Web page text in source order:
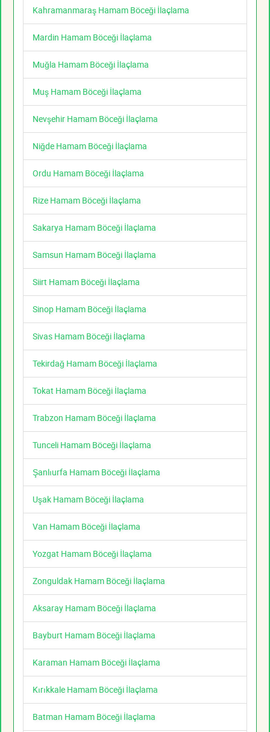
Kahramanmaraş Hamam Böceği İlaçlama
Mardin Hamam Böceği İlaçlama
Muğla Hamam Böceği İlaçlama
Muş Hamam Böceği İlaçlama
Nevşehir Hamam Böceği İlaçlama
Niğde Hamam Böceği İlaçlama
Ordu Hamam Böceği İlaçlama
Rize Hamam Böceği İlaçlama
Sakarya Hamam Böceği İlaçlama
Samsun Hamam Böceği İlaçlama
Siirt Hamam Böceği İlaçlama
Sinop Hamam Böceği İlaçlama
Sivas Hamam Böceği İlaçlama
Tekirdağ Hamam Böceği İlaçlama
Tokat Hamam Böceği İlaçlama
Trabzon Hamam Böceği İlaçlama
Tunceli Hamam Böceği İlaçlama
Şanlıurfa Hamam Böceği İlaçlama
Uşak Hamam Böceği İlaçlama
Van Hamam Böceği İlaçlama
Yozgat Hamam Böceği İlaçlama
Zonguldak Hamam Böceği İlaçlama
Aksaray Hamam Böceği İlaçlama
Bayburt Hamam Böceği İlaçlama
Karaman Hamam Böceği İlaçlama
Kırıkkale Hamam Böceği İlaçlama
Batman Hamam Böceği İlaçlama